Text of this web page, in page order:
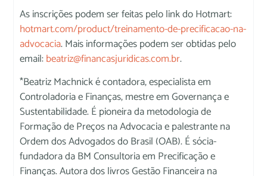
As inscrições podem ser feitas pelo link do Hotmart:
hotmart.com/product/treinamento-de-precificacao-na-
advocacia. Mais informações podem ser obtidas pelo
email:beatriz@financasjuridicas.com.br.
*Beatriz Machnick é contadora, especialista em
Controladoria e Finanças, mestre em Governança e
Sustentabilidade. É pioneira da metodologia de
Formação de Preços na Advocacia e palestrante na
Ordem dos Advogados do Brasil (OAB). É sócia-
fundadora da BM Consultoria em Precificação e
Finanças. Autora dos livros Gestão Financeira na